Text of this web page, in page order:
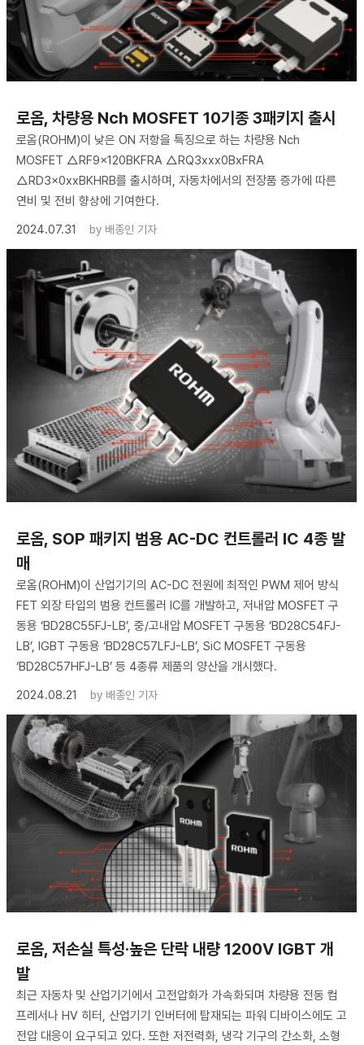
로옴, 차량용 Nch MOSFET 10기종 3패키지 출시
로옴(ROHM)이 낮은 ON 저항을 특징으로 하는 차량용 Nch
MOSFET △RF9x120BKFRA △RQ3xxx0BxFRA
△RD3x0xxBKHRB를 출시하며, 자동차에서의 전장품 증가에 따른
연비 및 전비 향상에 기여한다.
2024.07.31
by 배종인 기자
로옴, SOP 패키지 범용 AC-DC 컨트롤러 IC 4종 발
매
로옴(ROHM)이 산업기기의 AC-DC 전원에 최적인 PWM 제어 방식
FET 외장 타입의 범용 컨트롤러 IC를 개발하고, 저내압 MOSFET 구
동용 ‘BD28C55FJ-LB’, 중/고내압 MOSFET 구동용 ‘BD28C54FJ-
LB’, IGBT 구동용 ‘BD28C57LFJ-LB’, SiC MOSFET 구동용
‘BD28C57HFJ-LB’ 등 4종류 제품의 양산을 개시했다.
2024.08.21
by 배종인 기자
로옴, 저손실 특성·높은 단락 내량 1200V IGBT 개
발
최근 자동차 및 산업기기에서 고전압화가 가속화되며 차량용 전동 컴
프레서나 HV 히터, 산업기기 인버터에 탑재되는 파워 디바이스에도 고
전압 대응이 요구되고 있다. 또한 저전력화, 냉각 기구의 간소화, 소형